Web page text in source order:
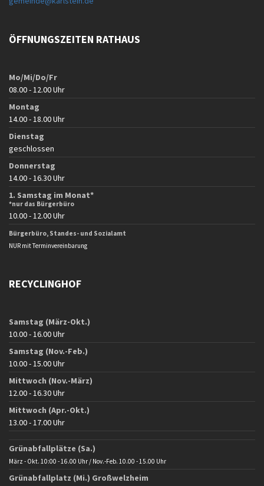
ÖFFNUNGSZEITEN RATHAUS
Mo/Mi/Do/Fr
08.00 - 12.00 Uhr
Montag
14.00 - 18.00 Uhr
Dienstag
geschlossen
Donnerstag
14.00 - 16.30 Uhr
1. Samstag im Monat*
*nur das Bürgerbüro
10.00 - 12.00 Uhr
Bürgerbüro, Standes- und Sozialamt
NUR mit Terminvereinbarung
RECYCLINGHOF
Samstag (März-Okt.)
10.00 - 16.00 Uhr
Samstag (Nov.-Feb.)
10.00 - 15.00 Uhr
Mittwoch (Nov.-März)
12.00 - 16.30 Uhr
Mittwoch (Apr.-Okt.)
13.00 - 17.00 Uhr
Grünabfallplätze (Sa.)
März - Okt. 10:00 - 16.00 Uhr / Nov.-Feb. 10.00 - 15.00 Uhr
Grünabfallplatz (Mi.) Großwelzheim